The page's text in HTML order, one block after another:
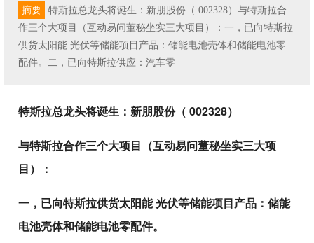
摘要
特斯拉总龙头将诞生：新朋股份（ 002328）与特斯拉合
作三个大项目（互动易问董秘坐实三大项目）：一，已向特斯拉
供货太阳能 光伏等储能项目产品：储能电池壳体和储能电池零
配件。二，已向特斯拉供应：汽车零
特斯拉总龙头将诞生：新朋股份（ 002328）
与特斯拉合作三个大项目（互动易问董秘坐实三大项
目）：
一，已向特斯拉供货太阳能 光伏等储能项目产品：储能
电池壳体和储能电池零配件。